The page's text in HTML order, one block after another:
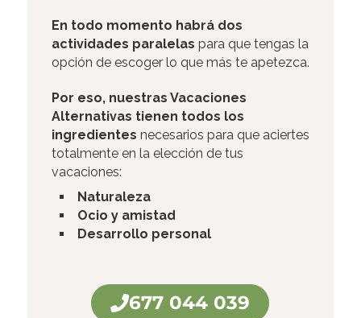
En todo momento habrá dos
actividades paralelas para que tengas la
opción de escoger lo que más te apetezca.
Por eso, nuestras Vacaciones
Alternativas tienen todos los
ingredientes necesarios para que aciertes
totalmente en la elección de tus
vacaciones:
Naturaleza
Ocio y amistad
Desarrollo personal
677 044 039